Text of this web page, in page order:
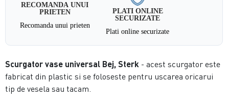
RECOMANDA UNUI
PRIETEN
Recomanda unui prieten
PLATI ONLINE
SECURIZATE
Plati online securizate
Scurgator vase universal Bej, Sterk - acest scurgator este
fabricat din plastic si se foloseste pentru uscarea oricarui
tip de vesela sau tacam.